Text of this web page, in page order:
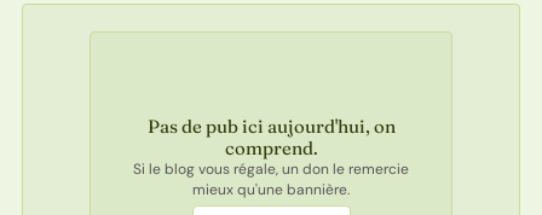
Pas de pub ici aujourd'hui, on
comprend.
Si le blog vous régale, un don le remercie
mieux qu'une bannière.